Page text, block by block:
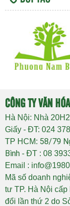
CÔNG TY VĂN
Hà Nội: Nhà
Giấy - ĐT: 024
TP HCM: 58/79
Bình - ĐT : 08
Email :
Mã số doanh
tư TP. Hà Nội
đổi lần thứ 2 do